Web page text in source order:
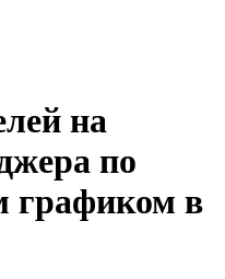
на
по
графиком в